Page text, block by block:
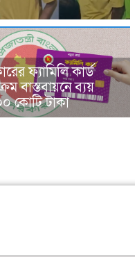
ফ্যামিলি কার্ড
বাস্তবায়নে ব্যয়
কোটি টাকা